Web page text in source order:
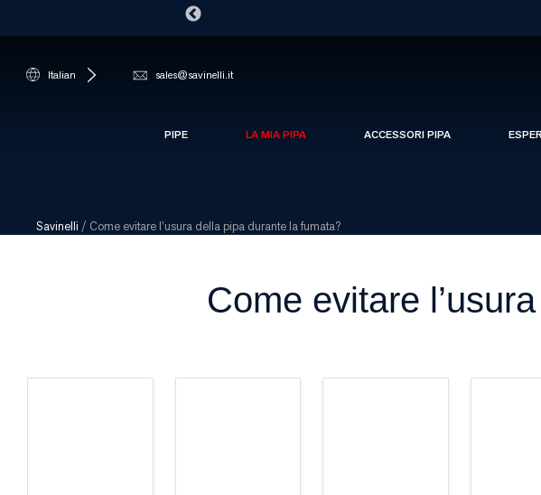
Italian sales@savinelli.it
PIPE LA MIA PIPA ACCESSORI PIPA
Savinelli / Come evitare l’usura della pipa durante la fumata?
Come evitare